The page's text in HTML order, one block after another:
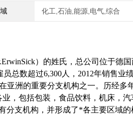
化工,石油,能源,电气,综合
）的姓氏，总公司位于德
总数超过6,300人，2012年销售业绩
亚洲的重要分支机构之一。历经多
，包括包装，食品饮料，机床，
分支机构，并形成了*各主要区域的